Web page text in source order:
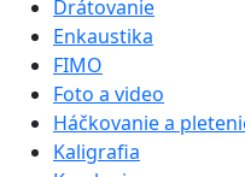
Drátovanie
Enkaustika
FIMO
Foto a video
Háčkovanie a
Kaligrafia